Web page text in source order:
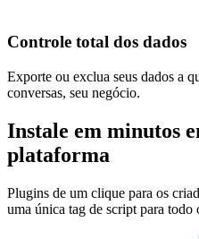
Controle total dos dados
Exporte ou exclua seus dados a
conversas, seu negócio.
Instale em minutos
plataforma
Plugins de um clique para os
uma única tag de script para todo